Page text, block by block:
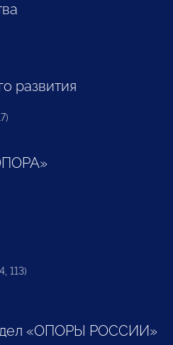
развития
113)
«ОПОРЫ РОССИИ»